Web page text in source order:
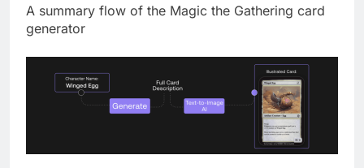
A summary flow of the Magic the Gathering card
generator